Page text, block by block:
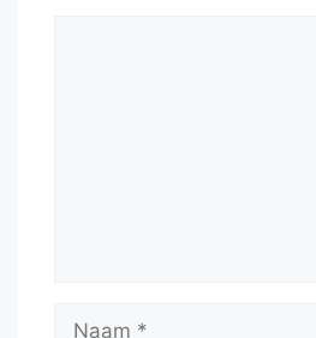
Naam